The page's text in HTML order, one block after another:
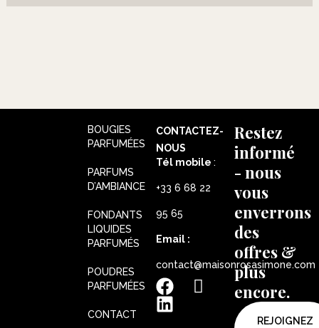
BOUGIES
PARFUMÉES
PARFUMS
D’AMBIANCE
FONDANTS
LIQUIDES
PARFUMÉS
POUDRES
PARFUMÉES
CONTACT
CONTACTEZ-
NOUS
Tél mobile :
+33 6 68 22
95 65
Email :
contact@maisonrosasimone.com
Restez
informé
- nous
vous
enverrons
des
offres &
plus
encore.
REJOIGNEZ